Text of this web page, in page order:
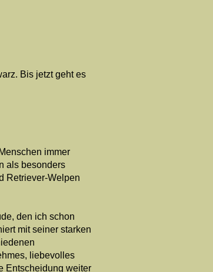
Bis jetzt geht es
immer
als besonders
Retriever‑Welpen
den ich schon
mit seiner starken
liebevolles
Entscheidung weiter